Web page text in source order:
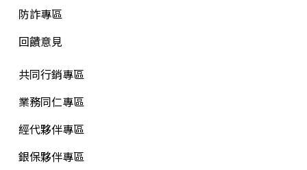
防詐專區
回饋意見
共同行銷專區
業務同仁專區
經代夥伴專區
銀保夥伴專區